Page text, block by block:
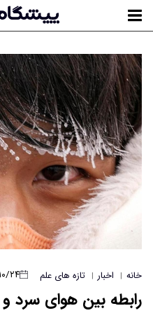
خانه | اخبار | تازه های علم ۱۴۰۲/
رابطه بین هوای سرد